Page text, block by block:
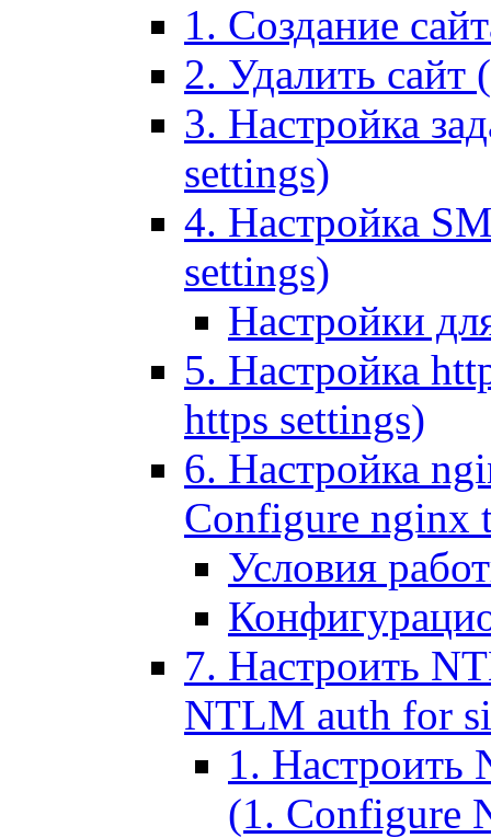
1. Создание
2. Удалить сайт
3. Настройка
settings)
4. Настройка
settings)
Настройки
5. Настройка
https settings)
6. Настройка
Configure nginx
Условия
7. Настроить
NTLM auth for
1. Настроить
(1. Configure